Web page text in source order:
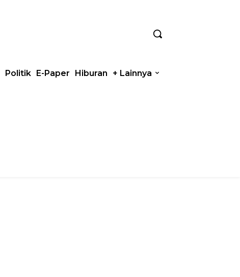
Politik E-Paper Hiburan + Lainnya